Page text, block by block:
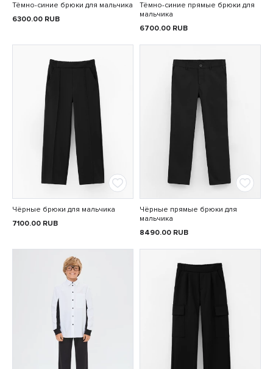
Тёмно-синие брюки для мальчика
6300.00 RUB
Тёмно-синие прямые брюки для
мальчика
6700.00 RUB
Чёрные брюки для мальчика
7100.00 RUB
Чёрные прямые брюки для
мальчика
8490.00 RUB